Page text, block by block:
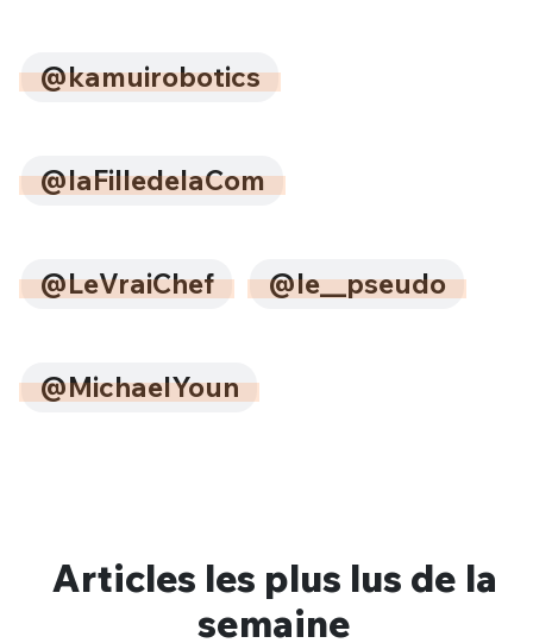
@kamuirobotics
@laFilledelaCom
@LeVraiChef @le__pseudo
@MichaelYoun
Articles les plus lus de la
semaine